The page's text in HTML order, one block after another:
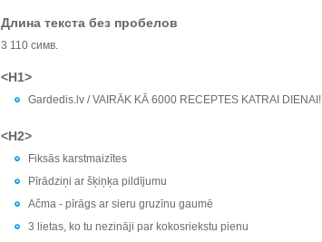
Длина текста без пробелов
3 110 симв.
<H1>
Gardedis.lv / VAIRĀK KĀ 6000 RECEPTES KATRAI DIENAI!
<H2>
Fiksās karstmaizītes
Pīrādziņi ar šķiņķa pildījumu
Ačma - pīrāgs ar sieru gruzīnu gaumē
3 lietas, ko tu nezināji par kokosriekstu pienu